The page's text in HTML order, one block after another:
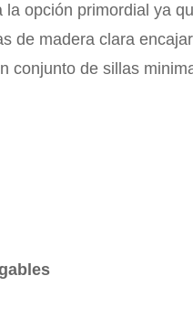
opción primordial ya
de madera clara
conjunto de sillas